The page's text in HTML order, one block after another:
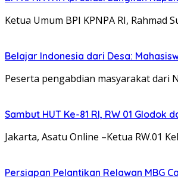
Ketua Umum BPI KPNPA RI, Rahmad
Belajar Indonesia dari Desa:
Peserta pengabdian masyarakat dari
Sambut HUT Ke-81 RI, RW 01
Jakarta, Asatu Online –Ketua RW.01
Persiapan Pelantikan Relawan MBG